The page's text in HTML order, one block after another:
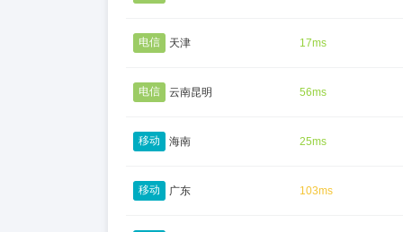
电信 天津 17ms
电信 云南昆明 56ms
移动 海南 25ms
移动 广东 103ms